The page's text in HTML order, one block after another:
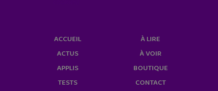
ACCUEIL
ACTUS
APPLIS
TESTS
À LIRE
À VOIR
BOUTIQUE
CONTACT